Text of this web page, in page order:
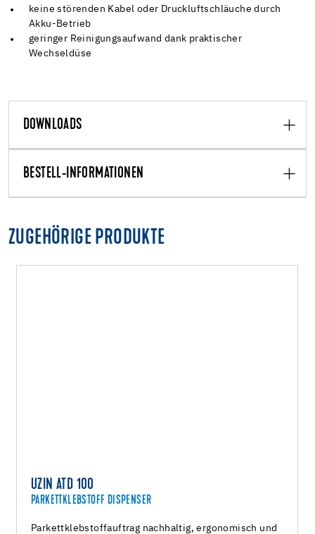
keine störenden Kabel oder Druckluftschläuche durch
Akku-Betrieb
geringer Reinigungsaufwand dank praktischer
Wechseldüse
DOWNLOADS
BESTELL-INFORMATIONEN
ZUGEHÖRIGE PRODUKTE
UZIN ATD 100
PARKETTKLEBSTOFF DISPENSER
Parkettklebstoffauftrag nachhaltig, ergonomisch und